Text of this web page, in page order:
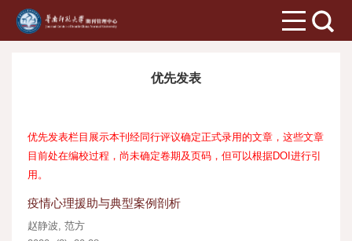
优先发表
优先发表栏目展示本刊经同行评议确定正式录用的文章，这些文章
目前处在编校过程，尚未确定卷期及页码，但可以根据DOI进行引
用。
疫情心理援助与典型案例剖析
赵静波, 范方